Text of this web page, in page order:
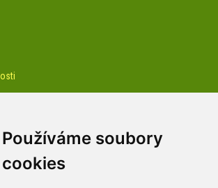
Používáme soubory
cookies